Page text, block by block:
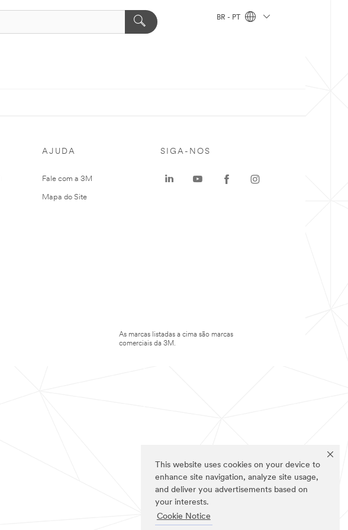
This website uses cookies on your device to
enhance site navigation, analyze site usage,
and deliver you advertisements based on
your interests.
Cookie Notice
BR - PT
AJUDA
Fale com a 3M
Mapa do Site
SIGA-NOS
As marcas listadas a cima são marcas
comerciais da 3M.